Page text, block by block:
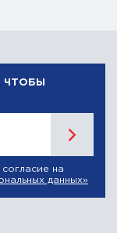
ЧТОБЫ
на
данных»